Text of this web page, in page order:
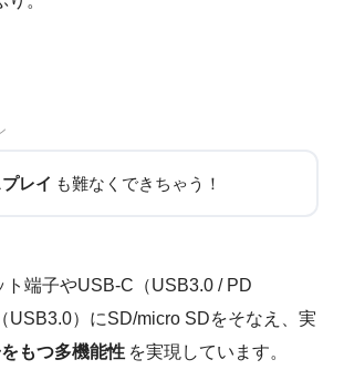
レイ も難なくできちゃう！
ト端子やUSB-C（USB3.0 / PD
USB3.0）にSD/micro SDをそなえ、実
もつ多機能性 を実現しています。